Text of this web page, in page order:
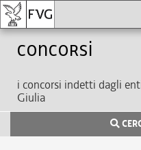
Concorsi
i concorsi indetti dagli
Giulia